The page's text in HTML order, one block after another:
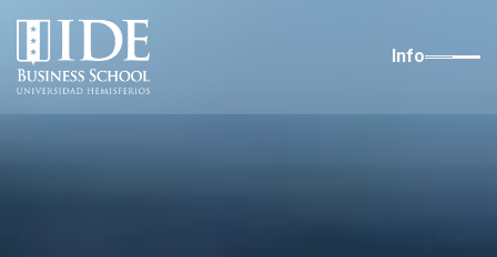
Info